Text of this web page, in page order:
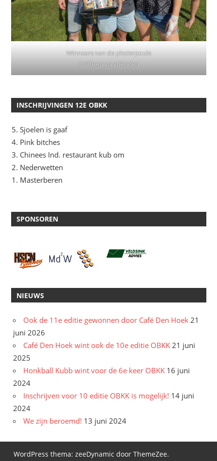
Winnaars van de plezierpoule
Ovide en zn vrienden
INSCHRIJVINGEN 12E OBKK
Sjoelen is gaaf
Pink bitches
Chinees Ind. restaurant kub om
Nederwetten
Masterberen
SPONSOREN
NIEUWS
Ook de 11e editie gewonnen door Café Den Hoek 21
juni 2026
Café Den Hoek wint ook de 10e editie OBKK 21 juni
2025
Honkball Kubb wint voor de 6e keer OBKK 16 juni
2024
Inschrijven voor 10 editie OBKK is mogelijk! 14 juni
2024
We zijn beroemd! 13 juni 2024
WordPress thema: zeeDynamic door ThemeZee.